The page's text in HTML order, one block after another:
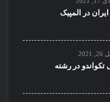
در المپیک
تکواندو در رشته